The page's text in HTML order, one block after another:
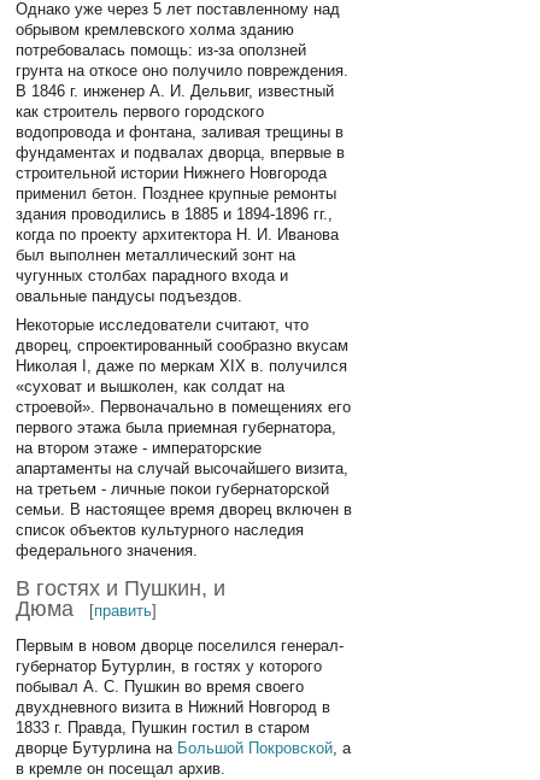
Однако уже через 5 лет поставленному над
обрывом кремлевского холма зданию
потребовалась помощь: из-за оползней
грунта на откосе оно получило повреждения.
В 1846 г. инженер А. И. Дельвиг, известный
как строитель первого городского
водопровода и фонтана, заливая трещины в
фундаментах и подвалах дворца, впервые в
строительной истории Нижнего Новгорода
применил бетон. Позднее крупные ремонты
здания проводились в 1885 и 1894-1896 гг.,
когда по проекту архитектора Н. И. Иванова
был выполнен металлический зонт на
чугунных столбах парадного входа и
овальные пандусы подъездов.
Некоторые исследователи считают, что
дворец, спроектированный сообразно вкусам
Николая I, даже по меркам XIX в. получился
«суховат и вышколен, как солдат на
строевой». Первоначально в помещениях его
первого этажа была приемная губернатора,
на втором этаже - императорские
апартаменты на случай высочайшего визита,
на третьем - личные покои губернаторской
семьи. В настоящее время дворец включен в
список объектов культурного наследия
федерального значения.
В гостях и Пушкин, и
Дюма
[править]
Первым в новом дворце поселился генерал-
губернатор Бутурлин, в гостях у которого
побывал А. С. Пушкин во время своего
двухдневного визита в Нижний Новгород в
1833 г. Правда, Пушкин гостил в старом
дворце Бутурлина на Большой Покровской, а
в кремле он посещал архив.